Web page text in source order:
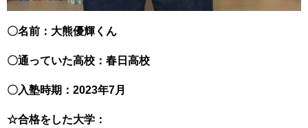
〇名前：大熊優輝くん
〇通っていた高校：春日高校
〇入塾時期：2023年7月
☆合格をした大学：